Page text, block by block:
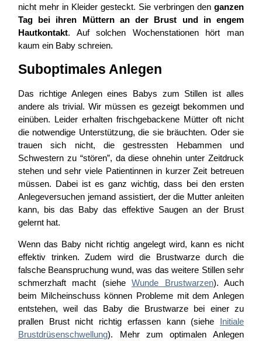
nicht mehr in Kleider gesteckt. Sie verbringen den ganzen
Tag bei ihren Müttern an der Brust und in engem
Hautkontakt. Auf solchen Wochenstationen hört man
kaum ein Baby schreien.
Suboptimales Anlegen
Das richtige Anlegen eines Babys zum Stillen ist alles
andere als trivial. Wir müssen es gezeigt bekommen und
einüben. Leider erhalten frischgebackene Mütter oft nicht
die notwendige Unterstützung, die sie bräuchten. Oder sie
trauen sich nicht, die gestressten Hebammen und
Schwestern zu “stören”, da diese ohnehin unter Zeitdruck
stehen und sehr viele Patientinnen in kurzer Zeit betreuen
müssen. Dabei ist es ganz wichtig, dass bei den ersten
Anlegeversuchen jemand assistiert, der die Mutter anleiten
kann, bis das Baby das effektive Saugen an der Brust
gelernt hat.
Wenn das Baby nicht richtig angelegt wird, kann es nicht
effektiv trinken. Zudem wird die Brustwarze durch die
falsche Beanspruchung wund, was das weitere Stillen sehr
schmerzhaft macht (sieheWunde Brustwarzen). Auch
beim Milcheinschuss können Probleme mit dem Anlegen
entstehen, weil das Baby die Brustwarze bei einer zu
prallen Brust nicht richtig erfassen kann (siehe Initiale
Brustdrüsenschwellung). Mehr zum optimalen Anlegen